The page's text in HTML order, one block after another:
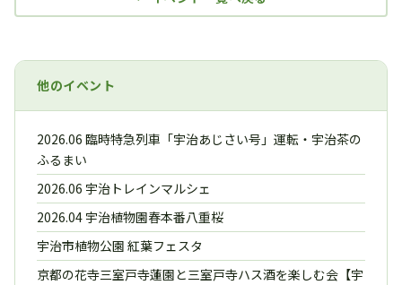
他のイベント
2026.06 臨時特急列車「宇治あじさい号」運転・宇治茶の
ふるまい
2026.06 宇治トレインマルシェ
2026.04 宇治植物園春本番八重桜
宇治市植物公園 紅葉フェスタ
京都の花寺三室戸寺蓮園と三室戸寺ハス酒を楽しむ会【宇